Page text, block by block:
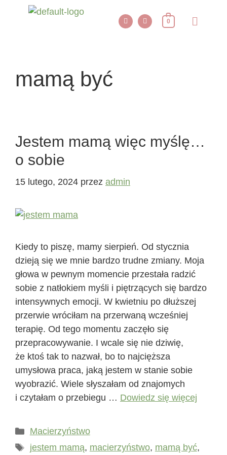
0
mamą być
Jestem mamą więc myślę…
o sobie
15 lutego, 2024 przez admin
Kiedy to piszę, mamy sierpień. Od stycznia
dzieją się we mnie bardzo trudne zmiany. Moja
głowa w pewnym momencie przestała radzić
sobie z natłokiem myśli i piętrzących się bardzo
intensywnych emocji. W kwietniu po dłuższej
przerwie wróciłam na przerwaną wcześniej
terapię. Od tego momentu zaczęło się
przepracowywanie. I wcale się nie dziwię,
że ktoś tak to nazwał, bo to najcięższa
umysłowa praca, jaką jestem w stanie sobie
wyobrazić. Wiele słyszałam od znajomych
i czytałam o przebiegu … Dowiedz się więcej
Macierzyństwo
jestem mamą, macierzyństwo, mamą być,